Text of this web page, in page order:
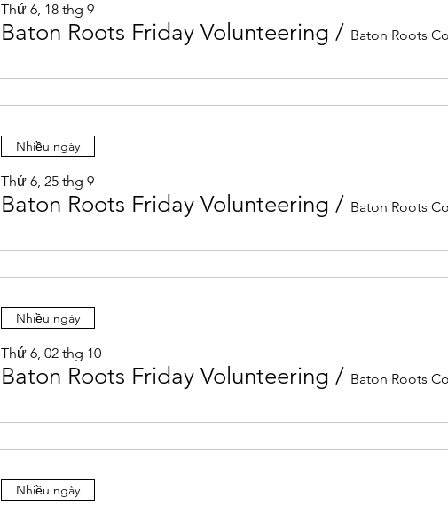
Thứ 6, 18 thg 9
Baton Roots Friday Volunteering /
Nhiều ngày
Thứ 6, 25 thg 9
Baton Roots Friday Volunteering /
Nhiều ngày
Thứ 6, 02 thg 10
Baton Roots Friday Volunteering /
Nhiều ngày